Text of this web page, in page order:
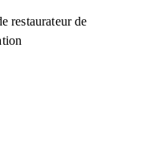
restaurateur de